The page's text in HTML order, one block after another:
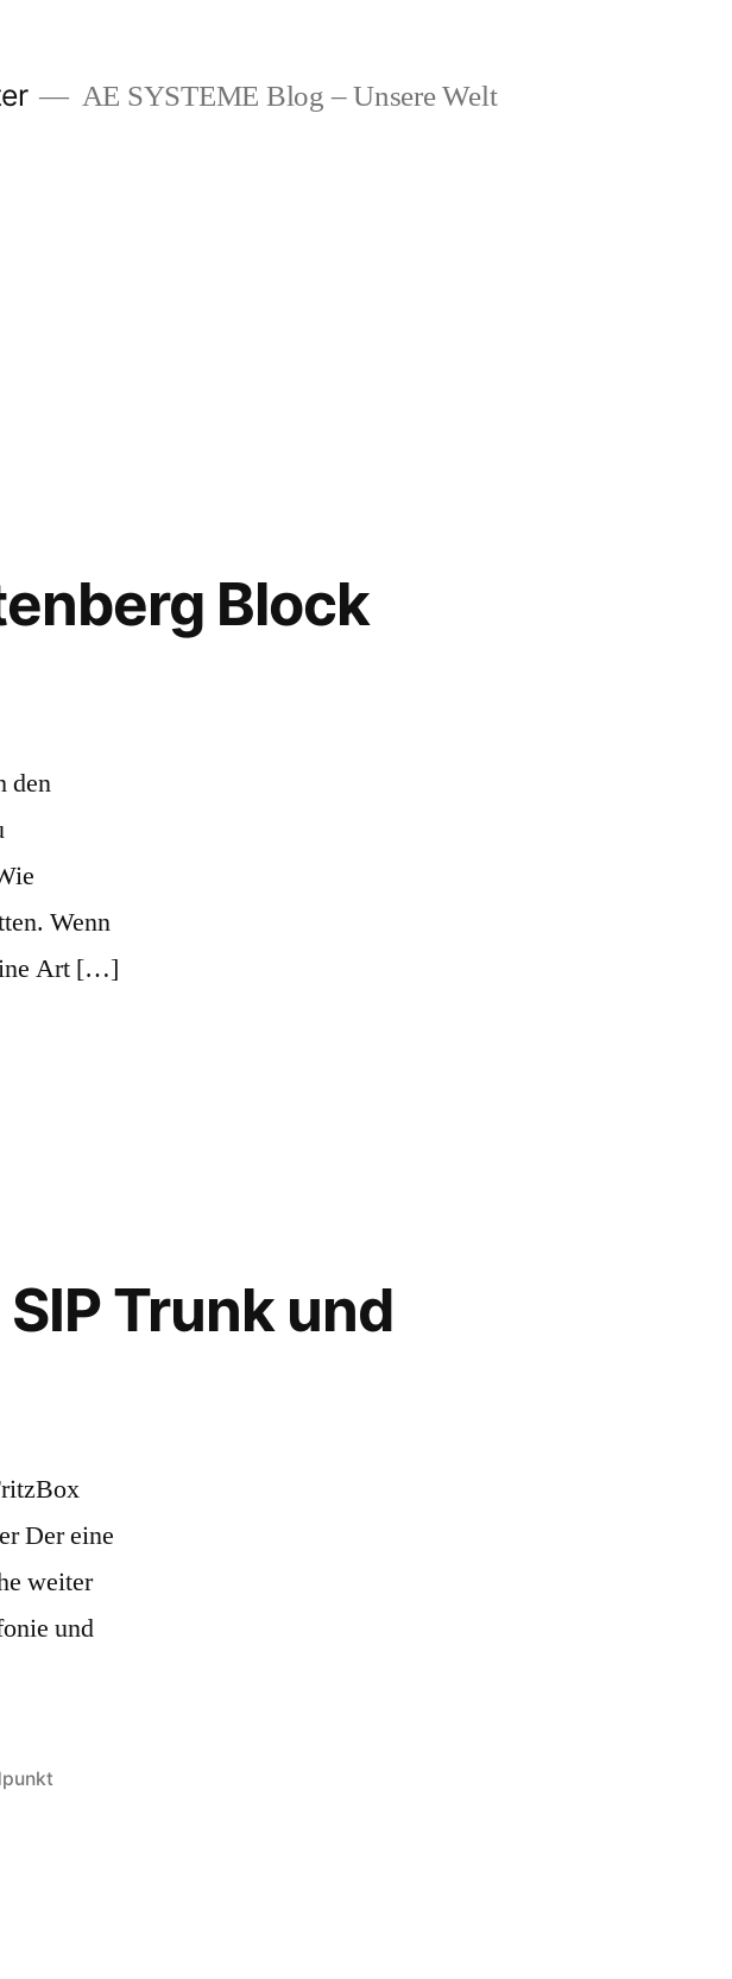
AE SYSTEME Blog – Unsere Welt
Block
den
Wenn
Art […]
Trunk und
Der eine
weiter
und